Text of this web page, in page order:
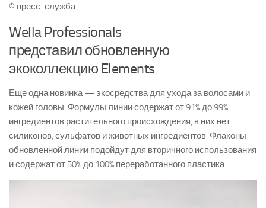
© пресс-служба
Wella Professionals
представил обновленную
экоколлекцию Elements
Еще одна новинка — экосредства для ухода за волосами и
кожей головы. Формулы линии содержат от 91% до 99%
ингредиентов растительного происхождения, в них нет
силиконов, сульфатов и животных ингредиентов. Флаконы
обновленной линии подойдут для вторичного использования
и содержат от 50% до 100% переработанного пластика.